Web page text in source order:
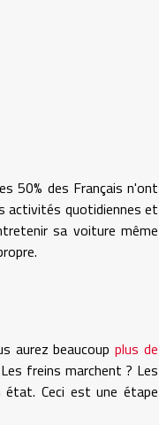
50% des Français n'ont
activités quotidiennes et
sa voiture même
aurez beaucoupplus de
freins marchent ? Les
Ceci est une étape